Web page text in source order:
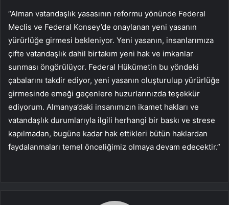
“Alman vatandaşlık yasasının reformu yönünde Federal
Meclis ve Federal Konsey’de onaylanan yeni yasanın
yürürlüğe girmesi bekleniyor. Yeni yasanın, insanlarımıza
çifte vatandaşlık dahil birtakım yeni hak ve imkanlar
sunması öngörülüyor. Federal Hükümetin bu yöndeki
çabalarını takdir ediyor, yeni yasanın oluşturulup yürürlüğe
girmesinde emeği geçenlere huzurlarınızda teşekkür
ediyorum. Almanya’daki insanımızın ikamet hakları ve
vatandaşlık durumlarıyla ilgili herhangi bir baskı ve strese
kapılmadan, bugüne kadar hak ettikleri bütün haklardan
faydalanmaları temel önceliğimiz olmaya devam edecektir.”